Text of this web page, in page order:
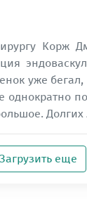
уже
Загрузить еще